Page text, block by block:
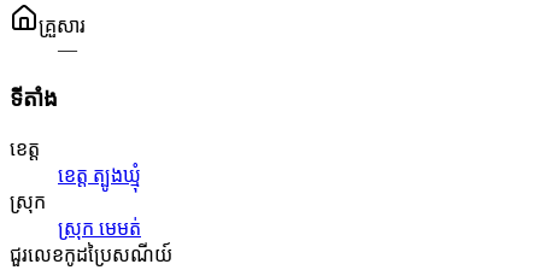
គ្រួសារ
—
ទីតាំង
ខេត្ត
ខេត្ត ត្បូងឃ្មុំ
ស្រុក
ស្រុក មេមត់
ជួរលេខកូដប្រៃសណីយ៍